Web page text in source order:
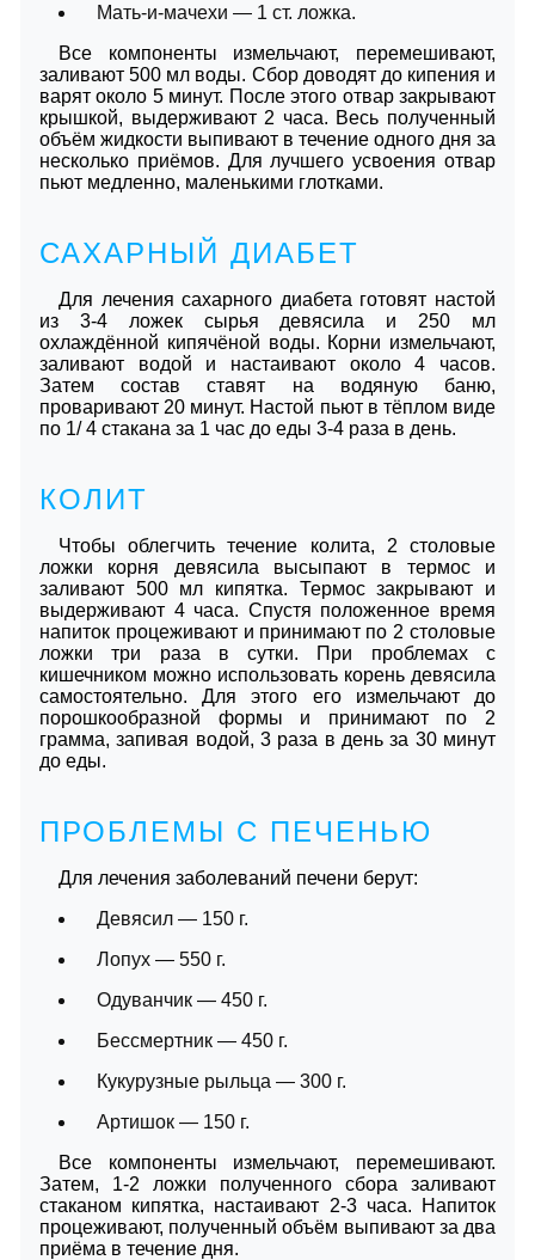
Мать-и-мачехи — 1 ст. ложка.
Все компоненты измельчают, перемешивают,
заливают 500 мл воды. Сбор доводят до кипения и
варят около 5 минут. После этого отвар закрывают
крышкой, выдерживают 2 часа. Весь полученный
объём жидкости выпивают в течение одного дня за
несколько приёмов. Для лучшего усвоения отвар
пьют медленно, маленькими глотками.
САХАРНЫЙ ДИАБЕТ
Для лечения сахарного диабета готовят настой
из 3-4 ложек сырья девясила и 250 мл
охлаждённой кипячёной воды. Корни измельчают,
заливают водой и настаивают около 4 часов.
Затем состав ставят на водяную баню,
проваривают 20 минут. Настой пьют в тёплом виде
по 1/ 4 стакана за 1 час до еды 3-4 раза в день.
КОЛИТ
Чтобы облегчить течение колита, 2 столовые
ложки корня девясила высыпают в термос и
заливают 500 мл кипятка. Термос закрывают и
выдерживают 4 часа. Спустя положенное время
напиток процеживают и принимают по 2 столовые
ложки три раза в сутки. При проблемах с
кишечником можно использовать корень девясила
самостоятельно. Для этого его измельчают до
порошкообразной формы и принимают по 2
грамма, запивая водой, 3 раза в день за 30 минут
до еды.
ПРОБЛЕМЫ С ПЕЧЕНЬЮ
Для лечения заболеваний печени берут:
Девясил — 150 г.
Лопух — 550 г.
Одуванчик — 450 г.
Бессмертник — 450 г.
Кукурузные рыльца — 300 г.
Артишок — 150 г.
Все компоненты измельчают, перемешивают.
Затем, 1-2 ложки полученного сбора заливают
стаканом кипятка, настаивают 2-3 часа. Напиток
процеживают, полученный объём выпивают за два
приёма в течение дня.